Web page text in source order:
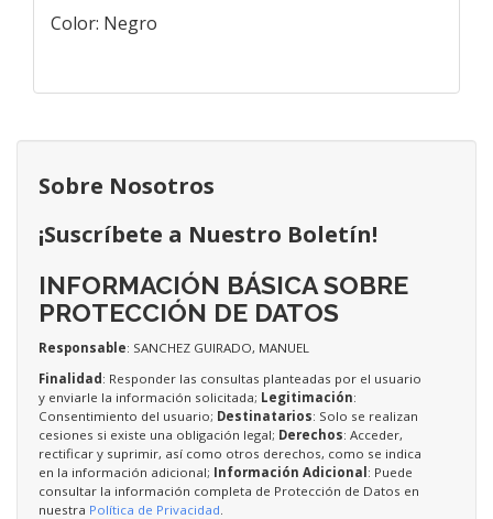
Color: Negro
Sobre Nosotros
¡Suscríbete a Nuestro Boletín!
INFORMACIÓN BÁSICA SOBRE
PROTECCIÓN DE DATOS
Responsable: SANCHEZ GUIRADO, MANUEL
Finalidad: Responder las consultas planteadas por el usuario
y enviarle la información solicitada; Legitimación:
Consentimiento del usuario; Destinatarios: Solo se realizan
cesiones si existe una obligación legal; Derechos: Acceder,
rectificar y suprimir, así como otros derechos, como se indica
en la información adicional; Información Adicional: Puede
consultar la información completa de Protección de Datos en
nuestra Política de Privacidad